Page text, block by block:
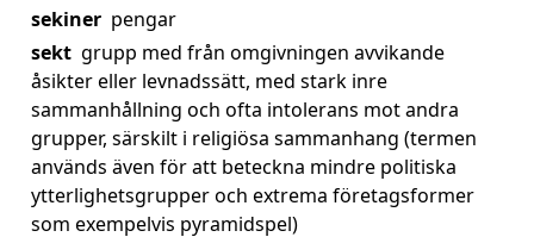
sekiner pengar
sekt grupp med från omgivningen avvikande
åsikter eller levnadssätt, med stark inre
sammanhållning och ofta intolerans mot andra
grupper, särskilt i religiösa sammanhang (termen
används även för att beteckna mindre politiska
ytterlighetsgrupper och extrema företagsformer
som exempelvis pyramidspel)